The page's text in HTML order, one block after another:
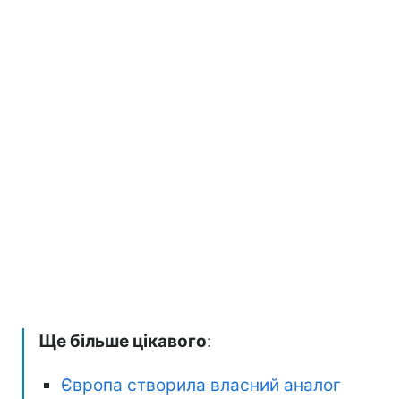
Ще більше цікавого:
Європа створила власний аналог